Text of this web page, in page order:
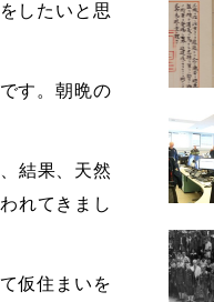
したいと思
す。朝晩の
結果、天然
れてきまし
仮住まいを